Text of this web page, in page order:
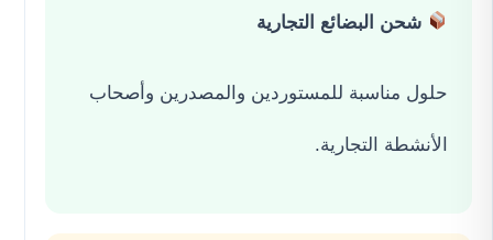
شحن البضائع التجارية
حلول مناسبة للمستوردين والمصدرين وأصحاب
الأنشطة التجارية.